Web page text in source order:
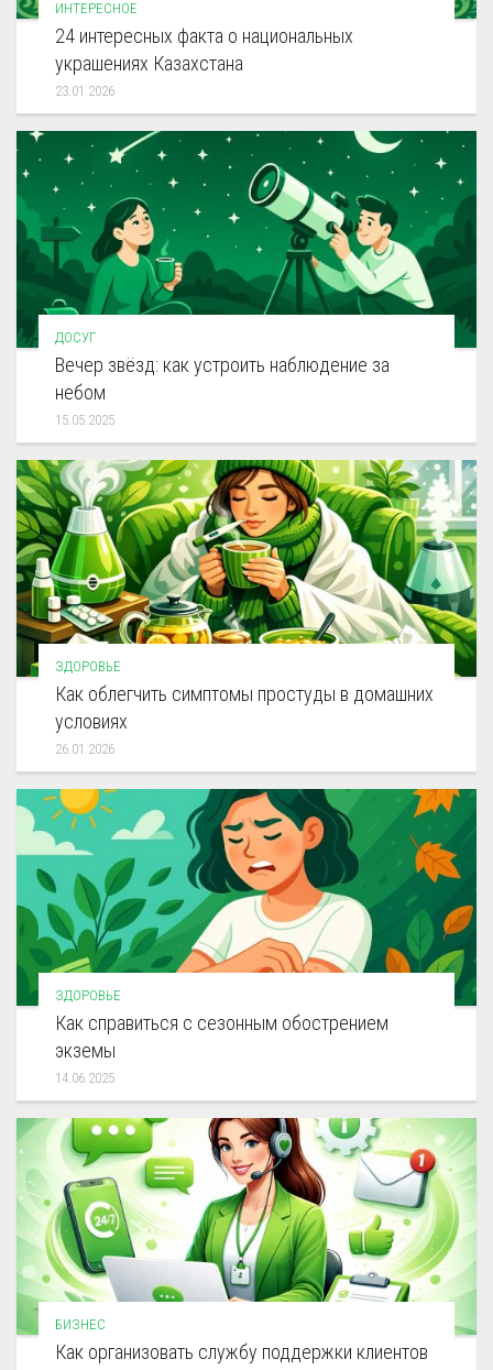
ИНТЕРЕСНОЕ
24 интересных факта о национальных
украшениях Казахстана
23.01.2026
ДОСУГ
Вечер звёзд: как устроить наблюдение за
небом
15.05.2025
ЗДОРОВЬЕ
Как облегчить симптомы простуды в домашних
условиях
26.01.2026
ЗДОРОВЬЕ
Как справиться с сезонным обострением
экземы
14.06.2025
БИЗНЕС
Как организовать службу поддержки клиентов